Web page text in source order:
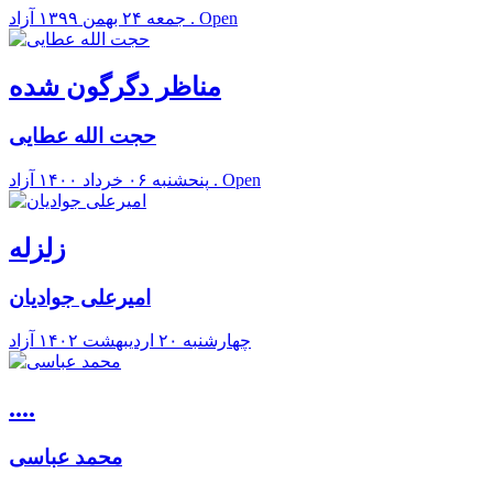
جمعه ۲۴ بهمن ۱۳۹۹ آزاد . Open
مناظر دگرگون شده
حجت الله عطایی
پنحشنبه ۰۶ خرداد ۱۴۰۰ آزاد . Open
زلزله
امیرعلی جوادیان
چهارشنبه ۲۰ ارديبهشت ۱۴۰۲ آزاد
....
محمد عباسی